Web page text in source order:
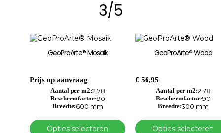
3/5
GeoProArte® Mosaik
Prijs op aanvraag
Aantal per m2:2.78
Beschermfactor:90
Breedte:600 mm
Opties selecteren
GeoProArte® Wood
€ 56,95
Aantal per m2:2.78
Beschermfactor:90
Breedte:300 mm
Opties selecteren